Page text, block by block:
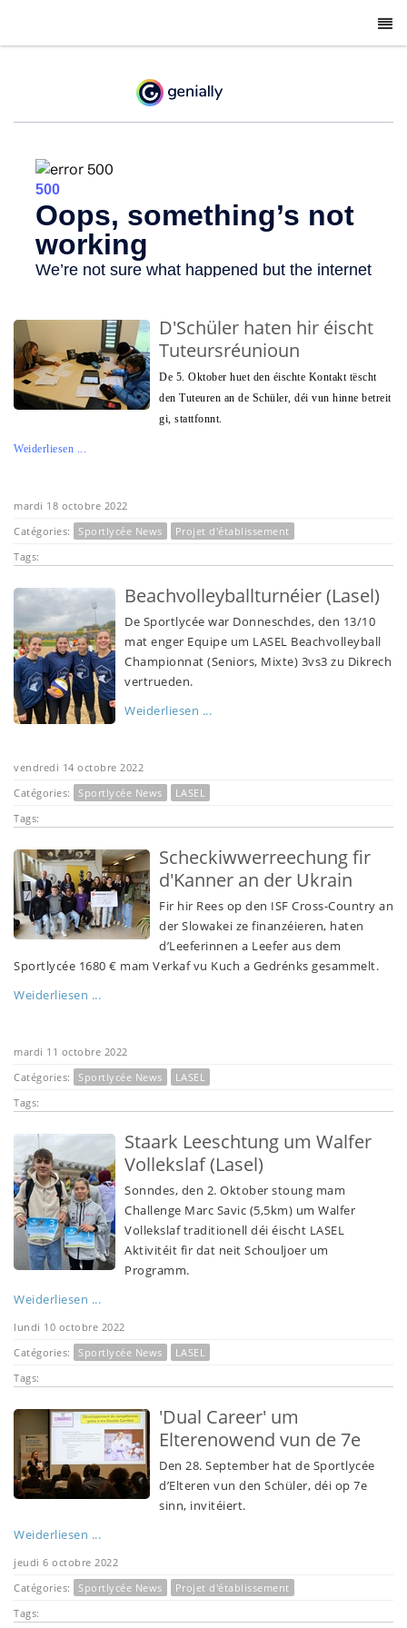
D'Schüler haten hir éischt
Tuteursréunioun
De 5. Oktober huet den éischte Kontakt tëscht
den Tuteuren an de Schüler, déi vun hinne betreit
gi, stattfonnt.
Weiderliesen ...
mardi 18 octobre 2022
Catégories:
Sportlycée News
Projet d'établissement
Tags:
Beachvolleyballturnéier (Lasel)
De Sportlycée war Donneschdes, den 13/10
mat enger Equipe um LASEL Beachvolleyball
Championnat (Seniors, Mixte) 3vs3 zu Dikrech
vertrueden.
Weiderliesen ...
vendredi 14 octobre 2022
Catégories:
Sportlycée News
LASEL
Tags:
Scheckiwwerreechung fir
d'Kanner an der Ukrain
Fir hir Rees op den ISF Cross-Country an
der Slowakei ze finanzéieren, haten
d’Leeferinnen a Leefer aus dem
Sportlycée 1680 € mam Verkaf vu Kuch a Gedrénks gesammelt.
Weiderliesen ...
mardi 11 octobre 2022
Catégories:
Sportlycée News
LASEL
Tags:
Staark Leeschtung um Walfer
Vollekslaf (Lasel)
Sonndes, den 2. Oktober stoung mam
Challenge Marc Savic (5,5km) um Walfer
Vollekslaf traditionell déi éischt LASEL
Aktivitéit fir dat neit Schouljoer um
Programm.
Weiderliesen ...
lundi 10 octobre 2022
Catégories:
Sportlycée News
LASEL
Tags:
'Dual Career' um
Elterenowend vun de 7e
Den 28. September hat de Sportlycée
d’Elteren vun den Schüler, déi op 7e
sinn, invitéiert.
Weiderliesen ...
jeudi 6 octobre 2022
Catégories:
Sportlycée News
Projet d'établissement
Tags: